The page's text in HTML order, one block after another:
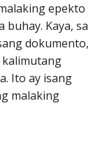
epekto
Kaya, sa
dokumento,
Ito ay isang
malaking